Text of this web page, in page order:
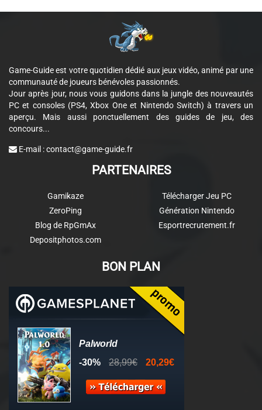
Game-Guide est votre quotidien dédié aux jeux vidéo, animé par une
communauté de joueurs bénévoles passionnés.
Jour après jour, nous vous guidons dans la jungle des nouveautés
PC et consoles (PS4, Xbox One et Nintendo Switch) à travers un
aperçu. Mais aussi ponctuellement des guides de jeu, des
concours...
E-mail :contact@game-guide.fr
PARTENAIRES
Gamikaze
ZeroPing
Blog de RpGmAx
Depositphotos.com
Télécharger Jeu PC
Génération Nintendo
Esportrecrutement.fr
BON PLAN